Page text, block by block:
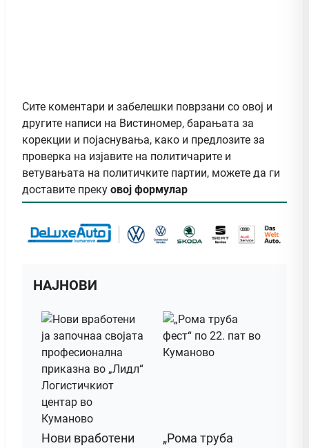
Сите коментари и забелешки поврзани со овој и
другите написи на Вистиномер, барањата за
корекции и појаснувања, како и предлозите за
проверка на изјавите на политичарите и
ветувањата на политичките партии, можете да ги
доставите преку овој формулар
НАЈНОВИ
Нови вработени
„Рома труба